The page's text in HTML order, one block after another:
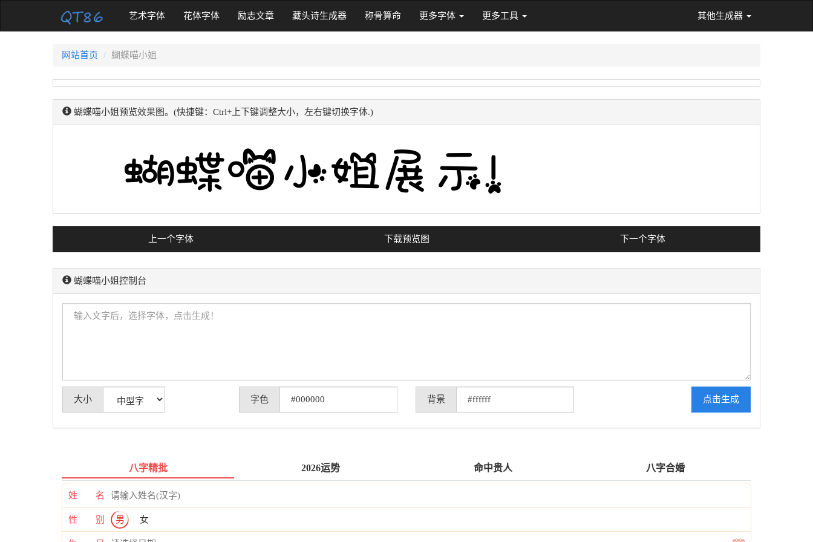
艺术字体(current)花体字体 励志文章 藏头诗生成器 称骨算命 更多字体 更多工具 其他生成器
网站首页 蝴蝶喵小姐
蝴蝶喵小姐预览效果图。(快捷键：Ctrl+上下键调整大小，左右键切换字体.)
上一个字体 下载预览图 下一个字体
蝴蝶喵小姐控制台
大小 字色 背景 点击生成
八字精批 2026运势 命中贵人 八字合婚
姓 名
性 别 男 女